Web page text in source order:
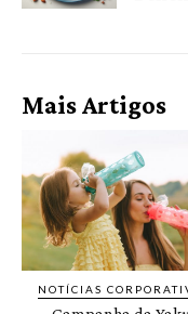
Mais Artigos
NOTÍCIAS